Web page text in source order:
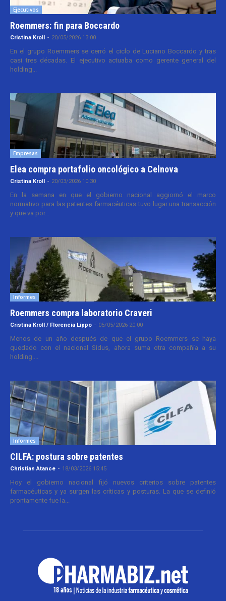
Ejecutivos
Roemmers: fin para Boccardo
Cristina Kroll - 20/05/2026 13:00
En el grupo Roemmers se cerró el ciclo de Luciano Boccardo y tras
casi tres décadas. El ejecutivo actuaba como gerente general del
holding...
Empresas
Elea compra portafolio oncológico a Celnova
Cristina Kroll - 20/03/2026 10:30
En la semana en que el gobierno nacional aggiornó el marco
normativo para las patentes farmacéuticas tuvo lugar una transacción
y que va por...
Informes
Roemmers compra laboratorio Craveri
Cristina Kroll / Florencia Lippo - 05/05/2026 20:00
Menos de un año después de que el grupo Roemmers se haya
quedado con el nacional Sidus, ahora suma otra compañía a su
holding....
Informes
CILFA: postura sobre patentes
Christian Atance - 18/03/2026 15:45
Hoy el gobierno nacional fijó nuevos criterios sobre patentes
farmacéuticas y ya surgen las críticas y posturas. La que se definió
prontamente fue la...